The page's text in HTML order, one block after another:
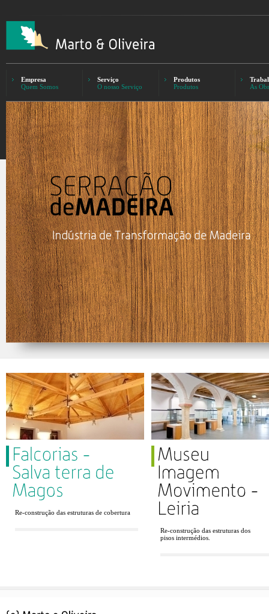
Empresa
Quem Somos
Serviço
O nosso Serviço
Produtos
Produtos
As
Re-construção das estruturas de cobertura
Re-construção das estruturas dos
pisos intermédios.